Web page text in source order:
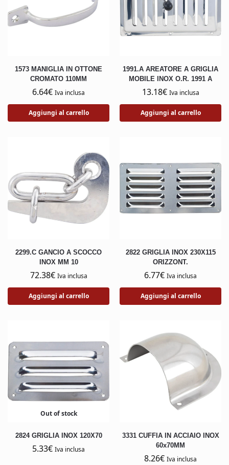
1573 MANIGLIA IN OTTONE
CROMATO 110MM
6.64€ Iva inclusa
Aggiungi al carrello
1991.A AREATORE A GRIGLIA
MOBILE INOX O.R. 1991 A
13.18€ Iva inclusa
Aggiungi al carrello
2299.C GANCIO A SCOCCO
INOX MM 10
72.38€ Iva inclusa
Aggiungi al carrello
2822 GRIGLIA INOX 230X115
ORIZZONT.
6.77€ Iva inclusa
Aggiungi al carrello
Out of stock
2824 GRIGLIA INOX 120X70
5.33€ Iva inclusa
3331 CUFFIA IN ACCIAIO INOX
60x70MM
8.26€ Iva inclusa